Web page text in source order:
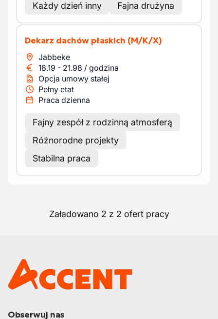
Każdy dzień inny
Fajna drużyna
Dekarz dachów płaskich (M/K/X)
Jabbeke
18.19 - 21.98 / godzina
Opcja umowy stałej
Pełny etat
Praca dzienna
Fajny zespół z rodzinną atmosferą
Różnorodne projekty
Stabilna praca
Załadowano 2 z 2 ofert pracy
Obserwuj nas